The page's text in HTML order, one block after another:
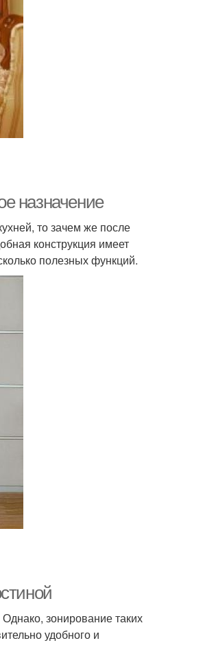
назначение
то зачем же после
конструкция имеет
полезных функций.
зонирование таких
удобного и